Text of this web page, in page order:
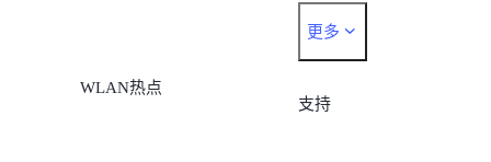
注：Wi-Fi7部分功能需要搭
配支持Wi-Fi7协议的路由
更多
WLAN热点
支持